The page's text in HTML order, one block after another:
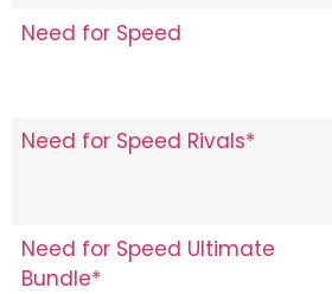
Need for Speed
Need for Speed Rivals*
Need for Speed Ultimate
Bundle*